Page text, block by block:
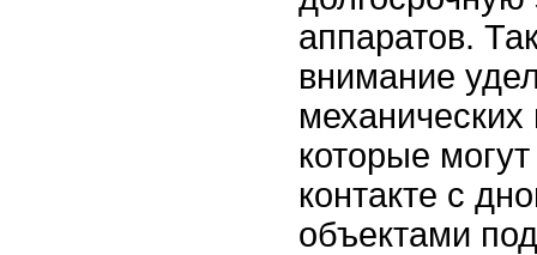
аппаратов.
внимание
которые
контакте с
объектами